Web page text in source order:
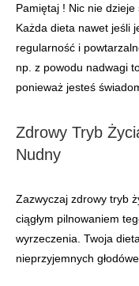
Pamiętaj ! Nic nie
Każda dieta nawet jeśli
regularność i
np. z powodu nadwagi
ponieważ jesteś
Zdrowy Tryb
Nudny
Zazwyczaj zdrowy tryb
ciągłym pilnowaniem
wyrzeczenia. Twoja
nieprzyjemnych